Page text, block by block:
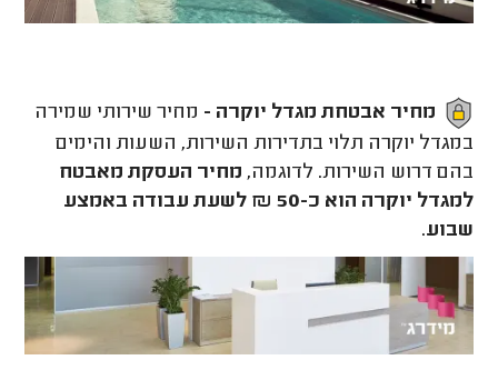
מחיר אבטחת מגדל יוקרה - מחיר שירותי שמירה
במגדל יוקרה תלוי בתדירות השירות, השעות והימים
בהם דרוש השירות. לדוגמה, מחיר העסקת מאבטח
למגדל יוקרה הוא כ-50 ₪ לשעת עבודה באמצע
שבוע.